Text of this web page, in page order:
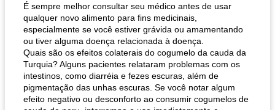
É sempre melhor consultar seu médico antes de usar
qualquer novo alimento para fins medicinais,
especialmente se você estiver grávida ou amamentando
ou tiver alguma doença relacionada à doença.
Quais são os efeitos colaterais do cogumelo da cauda da
Turquia? Alguns pacientes relataram problemas com os
intestinos, como diarréia e fezes escuras, além de
pigmentação das unhas escuras. Se você notar algum
efeito negativo ou desconforto ao consumir cogumelos de